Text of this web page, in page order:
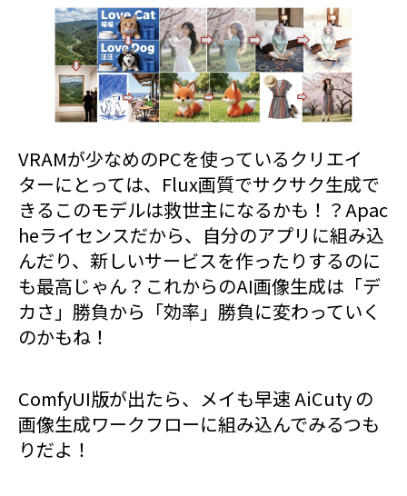
VRAMが少なめのPCを使っているクリエイ
ターにとっては、Flux画質でサクサク生成で
きるこのモデルは救世主になるかも！？Apac
heライセンスだから、自分のアプリに組み込
んだり、新しいサービスを作ったりするのに
も最高じゃん？これからのAI画像生成は「デ
カさ」勝負から「効率」勝負に変わっていく
のかもね！
ComfyUI版が出たら、メイも早速 AiCuty の
画像生成ワークフローに組み込んでみるつも
りだよ！